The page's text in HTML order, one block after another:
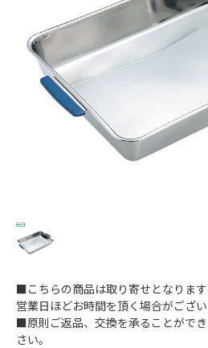
■こちらの商品は取り寄せとなりま
営業日ほどお時間を頂く場合がござい
■原則ご返品、交換を承ることがで
さい。